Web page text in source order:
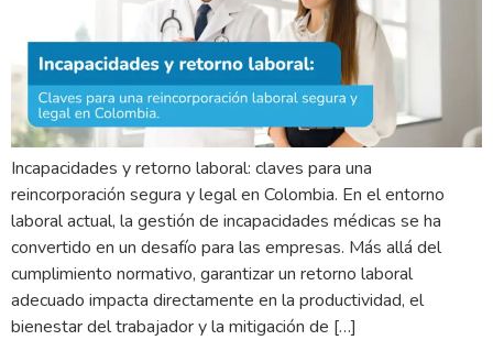
Incapacidades y retorno laboral: claves para una
reincorporación segura y legal en Colombia. En el entorno
laboral actual, la gestión de incapacidades médicas se ha
convertido en un desafío para las empresas. Más allá del
cumplimiento normativo, garantizar un retorno laboral
adecuado impacta directamente en la productividad, el
bienestar del trabajador y la mitigación de […]